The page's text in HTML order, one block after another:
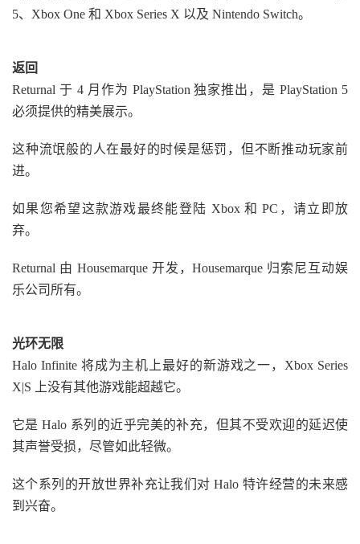
5、Xbox One 和 Xbox Series X 以及 Nintendo Switch。
返回
Returnal 于 4 月作为 PlayStation 独家推出，是 PlayStation 5
必须提供的精美展示。
这种流氓般的人在最好的时候是惩罚，但不断推动玩家前
进。
如果您希望这款游戏最终能登陆 Xbox 和 PC，请立即放
弃。
Returnal 由 Housemarque 开发，Housemarque 归索尼互动娱
乐公司所有。
光环无限
Halo Infinite 将成为主机上最好的新游戏之一，Xbox Series
X|S 上没有其他游戏能超越它。
它是 Halo 系列的近乎完美的补充，但其不受欢迎的延迟使
其声誉受损，尽管如此轻微。
这个系列的开放世界补充让我们对 Halo 特许经营的未来感
到兴奋。